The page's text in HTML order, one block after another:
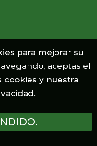
Planalto
para mejorar su
aceptas el
cookies y nuestra